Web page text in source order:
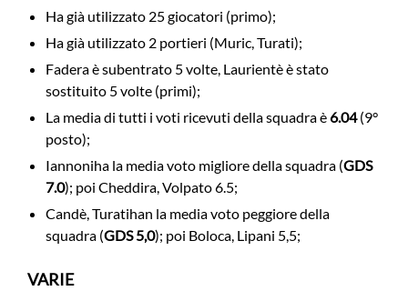
Ha già utilizzato 25 giocatori (primo);
Ha già utilizzato 2 portieri (Muric, Turati);
Fadera è subentrato 5 volte, Laurientè è stato
sostituito 5 volte (primi);
La media di tutti i voti ricevuti della squadra è 6.04(9°
posto);
Iannoniha la media voto migliore della squadra (GDS
7.0); poi Cheddira, Volpato 6.5;
Candè, Turatihan la media voto peggiore della
squadra (GDS 5,0); poi Boloca, Lipani 5,5;
VARIE